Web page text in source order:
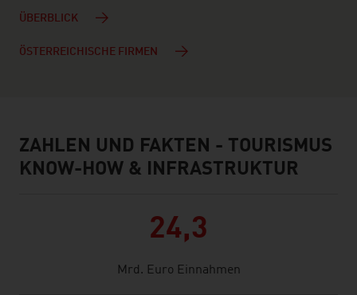
ÜBERBLICK
ÖSTERREICHISCHE FIRMEN
facts & figures
ZAHLEN UND FAKTEN - TOURISMUS
KNOW-HOW & INFRASTRUKTUR
24,3
Mrd. Euro Einnahmen